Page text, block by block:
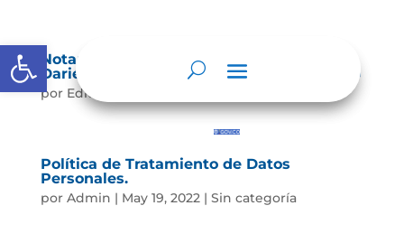
Abrir barra de herramientas
Notaría Única del Círculo de Calima – El
Darién Angel Mario Plaza Suárez – Notario
por Editor
Política de Tratamiento de Datos
Personales.
por Admin | May 19, 2022| Sin categoría